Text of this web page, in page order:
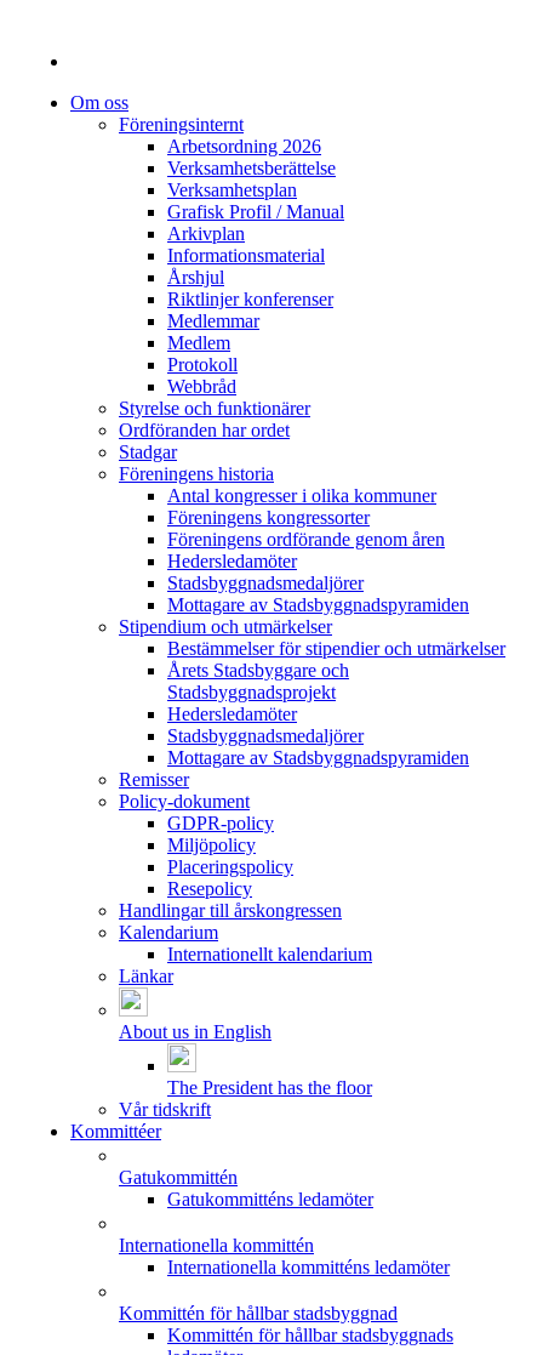
Om oss
Föreningsinternt
Arbetsordning 2026
Verksamhetsberättelse
Verksamhetsplan
Grafisk Profil / Manual
Arkivplan
Informationsmaterial
Årshjul
Riktlinjer konferenser
Medlemmar
Medlem
Protokoll
Webbråd
Styrelse och funktionärer
Ordföranden har ordet
Stadgar
Föreningens historia
Antal kongresser i olika kommuner
Föreningens kongressorter
Föreningens ordförande genom åren
Hedersledamöter
Stadsbyggnadsmedaljörer
Mottagare av Stadsbyggnadspyramiden
Stipendium och utmärkelser
Bestämmelser för stipendier och utmärkelser
Årets Stadsbyggare och
Stadsbyggnadsprojekt
Hedersledamöter
Stadsbyggnadsmedaljörer
Mottagare av Stadsbyggnadspyramiden
Remisser
Policy-dokument
GDPR-policy
Miljöpolicy
Placeringspolicy
Resepolicy
Handlingar till årskongressen
Kalendarium
Internationellt kalendarium
Länkar
About us in English
The President has the floor
Vår tidskrift
Kommittéer
Gatukommittén
Gatukommitténs ledamöter
Internationella kommittén
Internationella kommitténs ledamöter
Kommittén för hållbar stadsbyggnad
Kommittén för hållbar stadsbyggnads